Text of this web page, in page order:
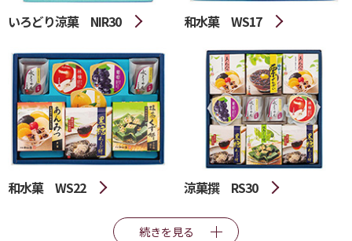
いろどり涼菓 NIR30 和水菓 WS17
和水菓 WS22 涼菓撰 RS30
続きを見る